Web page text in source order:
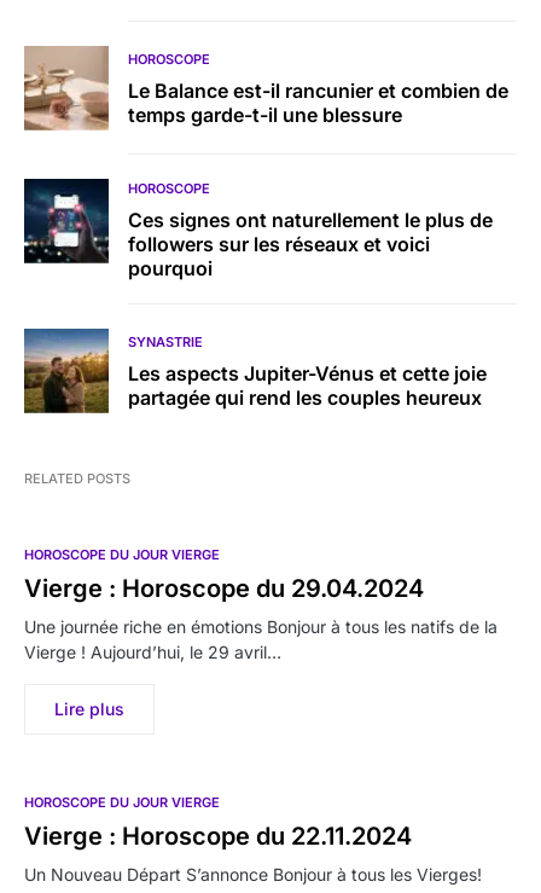
HOROSCOPE
Le Balance est-il rancunier et combien de
temps garde-t-il une blessure
HOROSCOPE
Ces signes ont naturellement le plus de
followers sur les réseaux et voici
pourquoi
SYNASTRIE
Les aspects Jupiter-Vénus et cette joie
partagée qui rend les couples heureux
RELATED POSTS
HOROSCOPE DU JOUR VIERGE
Vierge : Horoscope du 29.04.2024
Une journée riche en émotions Bonjour à tous les natifs de la
Vierge ! Aujourd’hui, le 29 avril…
Lire plus
HOROSCOPE DU JOUR VIERGE
Vierge : Horoscope du 22.11.2024
Un Nouveau Départ S’annonce Bonjour à tous les Vierges!